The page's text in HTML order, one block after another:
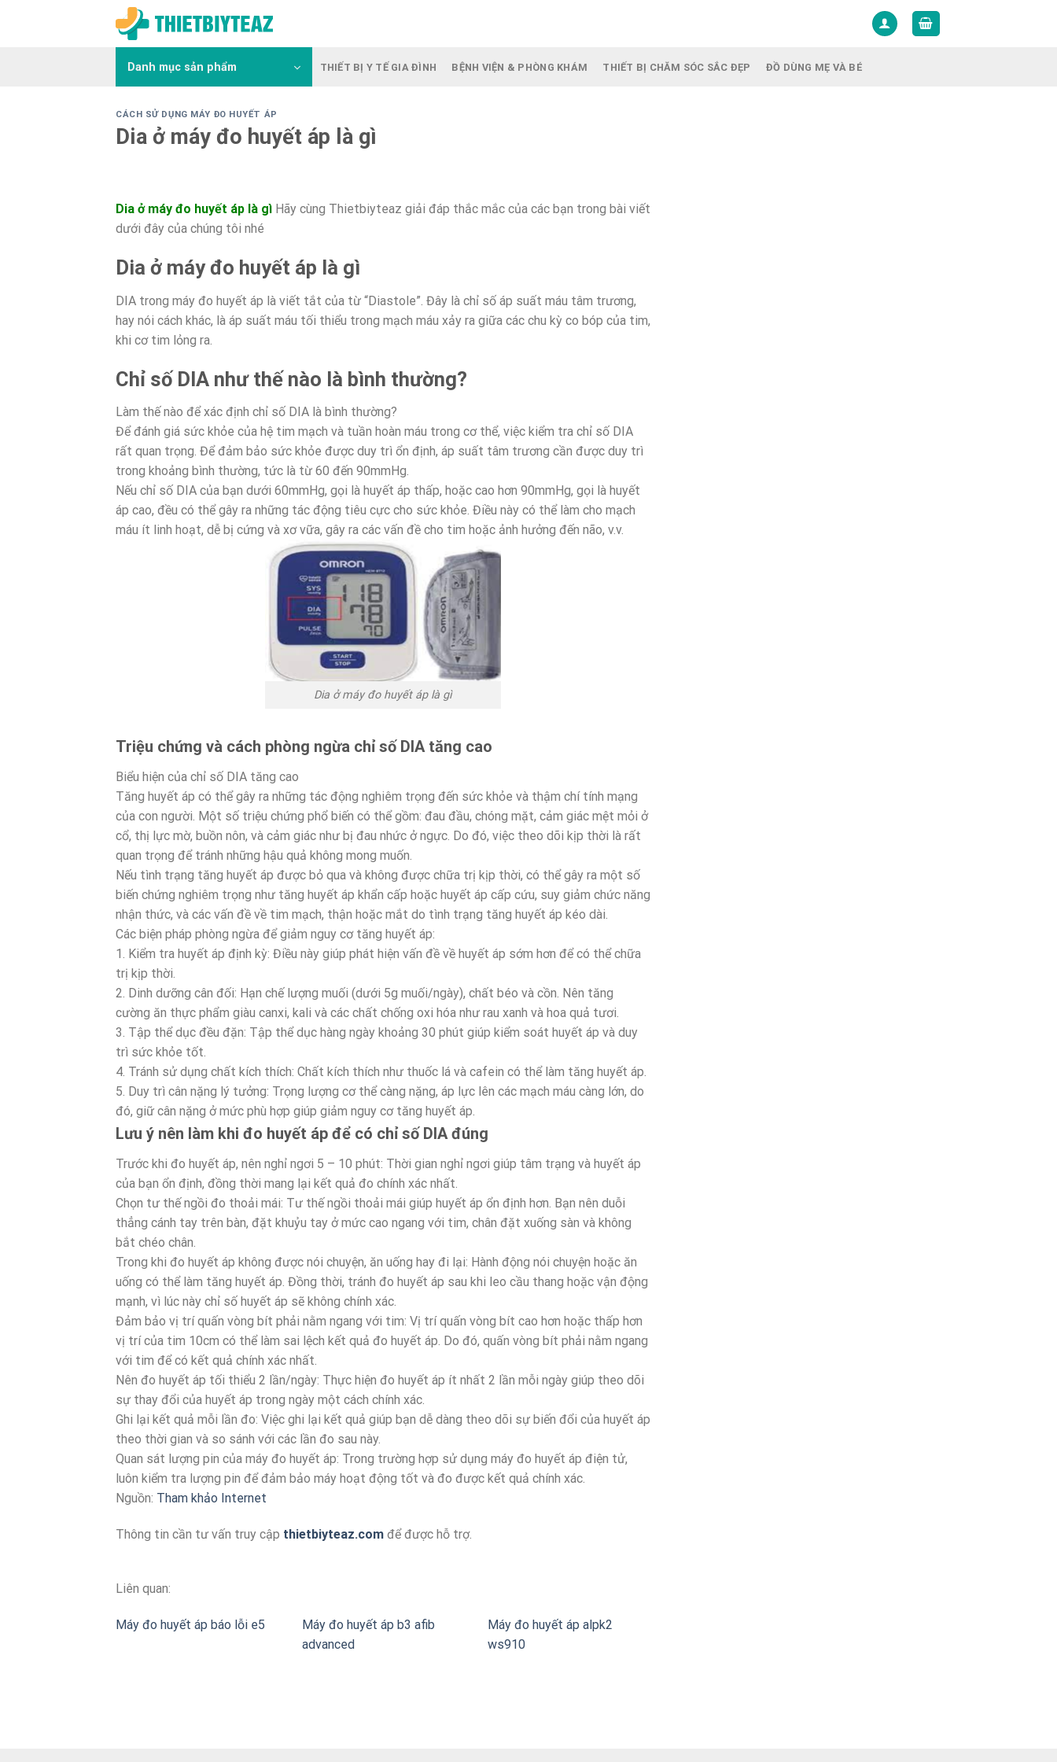
Danh mục sản phẩm THIẾT BỊ Y TẾ GIA ĐÌNH BỆNH VIỆN & PHÒNG KHÁM THIẾT BỊ CHĂM SÓC SẮC ĐẸP ĐỒ DÙNG MẸ VÀ BÉ
CÁCH SỬ DỤNG MÁY ĐO HUYẾT ÁP
Dia ở máy đo huyết áp là gì
Dia ở máy đo huyết áp là gì Hãy cùng Thietbiyteaz giải đáp thắc mắc của các bạn trong bài viết
dưới đây của chúng tôi nhé
Dia ở máy đo huyết áp là gì
DIA trong máy đo huyết áp là viết tắt của từ “Diastole”. Đây là chỉ số áp suất máu tâm trương,
hay nói cách khác, là áp suất máu tối thiểu trong mạch máu xảy ra giữa các chu kỳ co bóp của tim,
khi cơ tim lỏng ra.
Chỉ số DIA như thế nào là bình thường?
Làm thế nào để xác định chỉ số DIA là bình thường?
Để đánh giá sức khỏe của hệ tim mạch và tuần hoàn máu trong cơ thể, việc kiểm tra chỉ số DIA
rất quan trọng. Để đảm bảo sức khỏe được duy trì ổn định, áp suất tâm trương cần được duy trì
trong khoảng bình thường, tức là từ 60 đến 90mmHg.
Nếu chỉ số DIA của bạn dưới 60mmHg, gọi là huyết áp thấp, hoặc cao hơn 90mmHg, gọi là huyết
áp cao, đều có thể gây ra những tác động tiêu cực cho sức khỏe. Điều này có thể làm cho mạch
máu ít linh hoạt, dễ bị cứng và xơ vữa, gây ra các vấn đề cho tim hoặc ảnh hưởng đến não, v.v.
Dia ở máy đo huyết áp là gì
Triệu chứng và cách phòng ngừa chỉ số DIA tăng cao
Biểu hiện của chỉ số DIA tăng cao
Tăng huyết áp có thể gây ra những tác động nghiêm trọng đến sức khỏe và thậm chí tính mạng
của con người. Một số triệu chứng phổ biến có thể gồm: đau đầu, chóng mặt, cảm giác mệt mỏi ở
cổ, thị lực mờ, buồn nôn, và cảm giác như bị đau nhức ở ngực. Do đó, việc theo dõi kịp thời là rất
quan trọng để tránh những hậu quả không mong muốn.
Nếu tình trạng tăng huyết áp được bỏ qua và không được chữa trị kịp thời, có thể gây ra một số
biến chứng nghiêm trọng như tăng huyết áp khẩn cấp hoặc huyết áp cấp cứu, suy giảm chức năng
nhận thức, và các vấn đề về tim mạch, thận hoặc mắt do tình trạng tăng huyết áp kéo dài.
Các biện pháp phòng ngừa để giảm nguy cơ tăng huyết áp:
1. Kiểm tra huyết áp định kỳ: Điều này giúp phát hiện vấn đề về huyết áp sớm hơn để có thể chữa
trị kịp thời.
2. Dinh dưỡng cân đối: Hạn chế lượng muối (dưới 5g muối/ngày), chất béo và cồn. Nên tăng
cường ăn thực phẩm giàu canxi, kali và các chất chống oxi hóa như rau xanh và hoa quả tươi.
3. Tập thể dục đều đặn: Tập thể dục hàng ngày khoảng 30 phút giúp kiểm soát huyết áp và duy
trì sức khỏe tốt.
4. Tránh sử dụng chất kích thích: Chất kích thích như thuốc lá và cafein có thể làm tăng huyết áp.
5. Duy trì cân nặng lý tưởng: Trọng lượng cơ thể càng nặng, áp lực lên các mạch máu càng lớn, do
đó, giữ cân nặng ở mức phù hợp giúp giảm nguy cơ tăng huyết áp.
Lưu ý nên làm khi đo huyết áp để có chỉ số DIA đúng
Trước khi đo huyết áp, nên nghỉ ngơi 5 – 10 phút: Thời gian nghỉ ngơi giúp tâm trạng và huyết áp
của bạn ổn định, đồng thời mang lại kết quả đo chính xác nhất.
Chọn tư thế ngồi đo thoải mái: Tư thế ngồi thoải mái giúp huyết áp ổn định hơn. Bạn nên duỗi
thẳng cánh tay trên bàn, đặt khuỷu tay ở mức cao ngang với tim, chân đặt xuống sàn và không
bắt chéo chân.
Trong khi đo huyết áp không được nói chuyện, ăn uống hay đi lại: Hành động nói chuyện hoặc ăn
uống có thể làm tăng huyết áp. Đồng thời, tránh đo huyết áp sau khi leo cầu thang hoặc vận động
mạnh, vì lúc này chỉ số huyết áp sẽ không chính xác.
Đảm bảo vị trí quấn vòng bít phải nằm ngang với tim: Vị trí quấn vòng bít cao hơn hoặc thấp hơn
vị trí của tim 10cm có thể làm sai lệch kết quả đo huyết áp. Do đó, quấn vòng bít phải nằm ngang
với tim để có kết quả chính xác nhất.
Nên đo huyết áp tối thiểu 2 lần/ngày: Thực hiện đo huyết áp ít nhất 2 lần mỗi ngày giúp theo dõi
sự thay đổi của huyết áp trong ngày một cách chính xác.
Ghi lại kết quả mỗi lần đo: Việc ghi lại kết quả giúp bạn dễ dàng theo dõi sự biến đổi của huyết áp
theo thời gian và so sánh với các lần đo sau này.
Quan sát lượng pin của máy đo huyết áp: Trong trường hợp sử dụng máy đo huyết áp điện tử,
luôn kiểm tra lượng pin để đảm bảo máy hoạt động tốt và đo được kết quả chính xác.
Nguồn: Tham khảo Internet
Thông tin cần tư vấn truy cập thietbiyteaz.com để được hỗ trợ.
Liên quan:
Máy đo huyết áp báo lỗi e5
Máy đo huyết áp b3 afib
advanced
Máy đo huyết áp alpk2
ws910